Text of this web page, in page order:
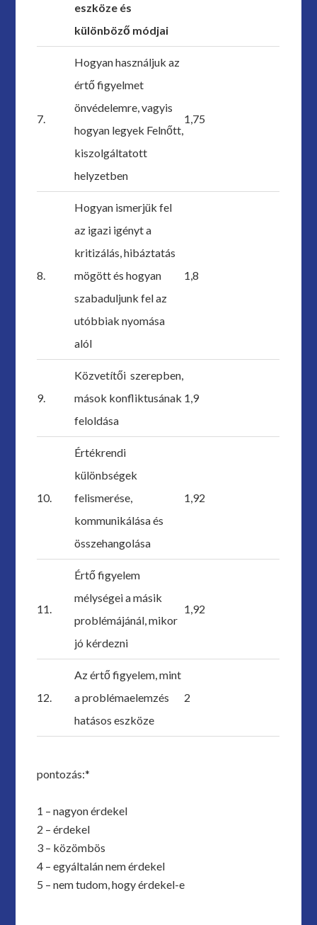
eszköze és
különböző módjai
7.
Hogyan használjuk az
értő figyelmet
önvédelemre, vagyis
hogyan legyek Felnőtt,
kiszolgáltatott
helyzetben
1,75
8.
Hogyan ismerjük fel
az igazi igényt a
kritizálás, hibáztatás
mögött és hogyan
szabaduljunk fel az
utóbbiak nyomása
alól
1,8
9.
Közvetítői szerepben,
mások konfliktusának
feloldása
1,9
10.
Értékrendi
különbségek
felismerése,
kommunikálása és
összehangolása
1,92
11.
Értő figyelem
mélységei a másik
problémájánál, mikor
jó kérdezni
1,92
12.
Az értő figyelem, mint
a problémaelemzés
hatásos eszköze
2
pontozás:*
1 – nagyon érdekel
2 – érdekel
3 – közömbös
4 – egyáltalán nem érdekel
5 – nem tudom, hogy érdekel-e